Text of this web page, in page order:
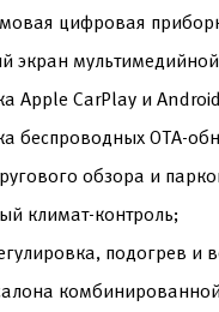
цифровая
экран
Apple CarPlay и
беспроводных OTA-
обзора и
климат-контроль;
подогрев и